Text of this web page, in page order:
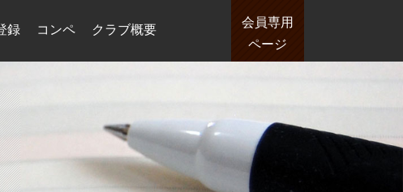
録 コンペ クラブ概要
会員専用
ページ